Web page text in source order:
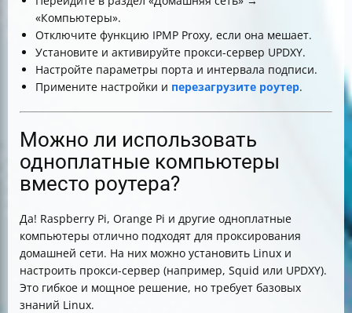
«Компьютеры».
Отключите функцию IPMP Proxy, если она мешает.
Установите и активируйте прокси-сервер UPDXY.
Настройте параметры порта и интервала подписи.
Примените настройки и перезагрузите роутер.
Можно ли использовать
одноплатные компьютеры
вместо роутера?
Да! Raspberry Pi, Orange Pi и другие одноплатные
компьютеры отлично подходят для проксирования
домашней сети. На них можно установить Linux и
настроить прокси-сервер (например, Squid или UPDXY).
Это гибкое и мощное решение, но требует базовых
знаний Linux.